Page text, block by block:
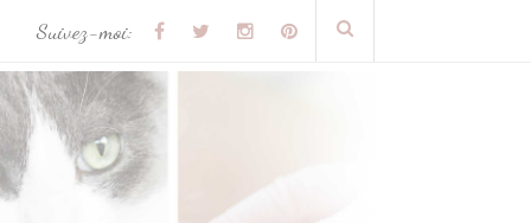
Suivez-moi: